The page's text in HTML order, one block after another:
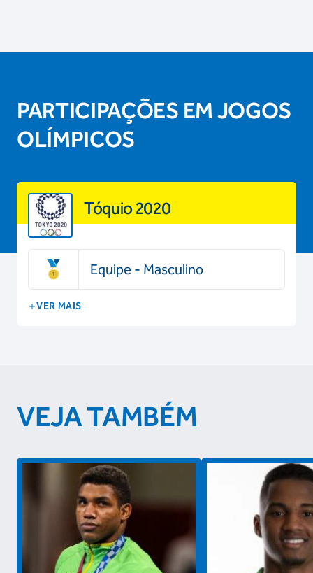
PARTICIPAÇÕES EM JOGOS
OLÍMPICOS
Tóquio 2020
Equipe - Masculino
VER MAIS
VEJA TAMBÉM